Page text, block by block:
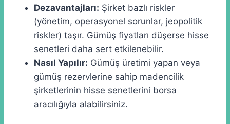
Dezavantajları: Şirket bazlı riskler
(yönetim, operasyonel sorunlar, jeopolitik
riskler) taşır. Gümüş fiyatları düşerse hisse
senetleri daha sert etkilenebilir.
Nasıl Yapılır: Gümüş üretimi yapan veya
gümüş rezervlerine sahip madencilik
şirketlerinin hisse senetlerini borsa
aracılığıyla alabilirsiniz.